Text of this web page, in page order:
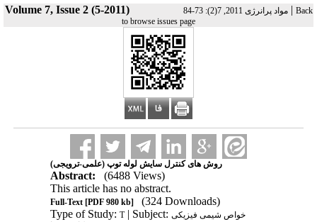
Volume 7, Issue 2 (5-2011) مواد پرانرژی 2011, 7(2): 73-84| Back
to browse issues page
روش های کنترل سایش لوله توپ (علمی-ترویجی)
Abstract:
(6488 Views)
This article has no abstract.
Full-Text[PDF 980 kb]
(324 Downloads)
Type of Study: T| Subject: خواص شیمی فیزیکی